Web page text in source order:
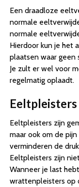
Een draadloze
normale
normale
Hierdoor kun je het
plaatsen waar geen
Je zult er wel voor
regelmatig oplaadt.
Eeltpleisters
Eeltpleisters zijn
maar ook om de
verminderen de
Eeltpleisters zijn
Wanneer je last
wrattenpleisters op